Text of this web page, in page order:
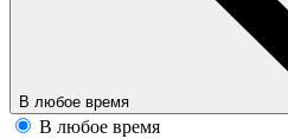
В любое время
В любое время